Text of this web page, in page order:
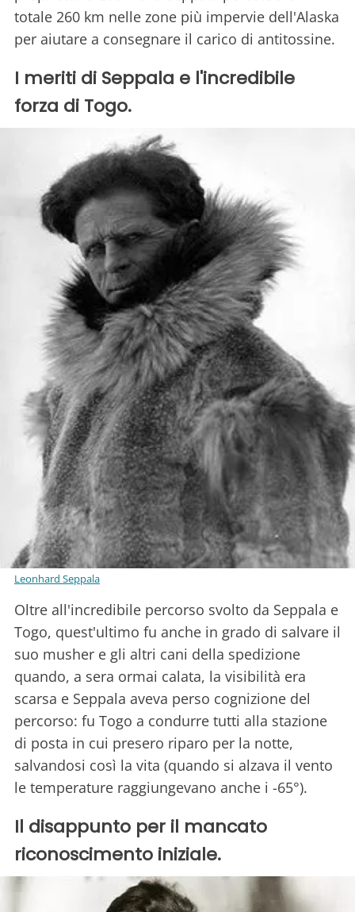
totale 260 km nelle zone più impervie dell'Alaska
per aiutare a consegnare il carico di antitossine.
I meriti di Seppala e l'incredibile
forza di Togo.
Leonhard Seppala
Oltre all'incredibile percorso svolto da Seppala e
Togo, quest'ultimo fu anche in grado di salvare il
suo musher e gli altri cani della spedizione
quando, a sera ormai calata, la visibilità era
scarsa e Seppala aveva perso cognizione del
percorso: fu Togo a condurre tutti alla stazione
di posta in cui presero riparo per la notte,
salvandosi così la vita (quando si alzava il vento
le temperature raggiungevano anche i -65°).
Il disappunto per il mancato
riconoscimento iniziale.